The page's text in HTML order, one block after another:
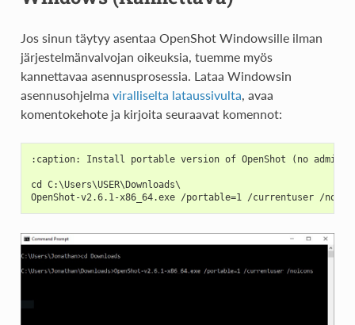
Jos sinun täytyy asentaa OpenShot Windowsille ilman
järjestelmänvalvojan oikeuksia, tuemme myös
kannettavaa asennusprosessia. Lataa Windowsin
asennusohjelma viralliselta lataussivulta, avaa
komentokehote ja kirjoita seuraavat komennot:
:caption: Install portable version of OpenShot (no
cd C:\Users\USER\Downloads\
OpenShot-v2.6.1-x86_64.exe /portable=1 /currentuser /